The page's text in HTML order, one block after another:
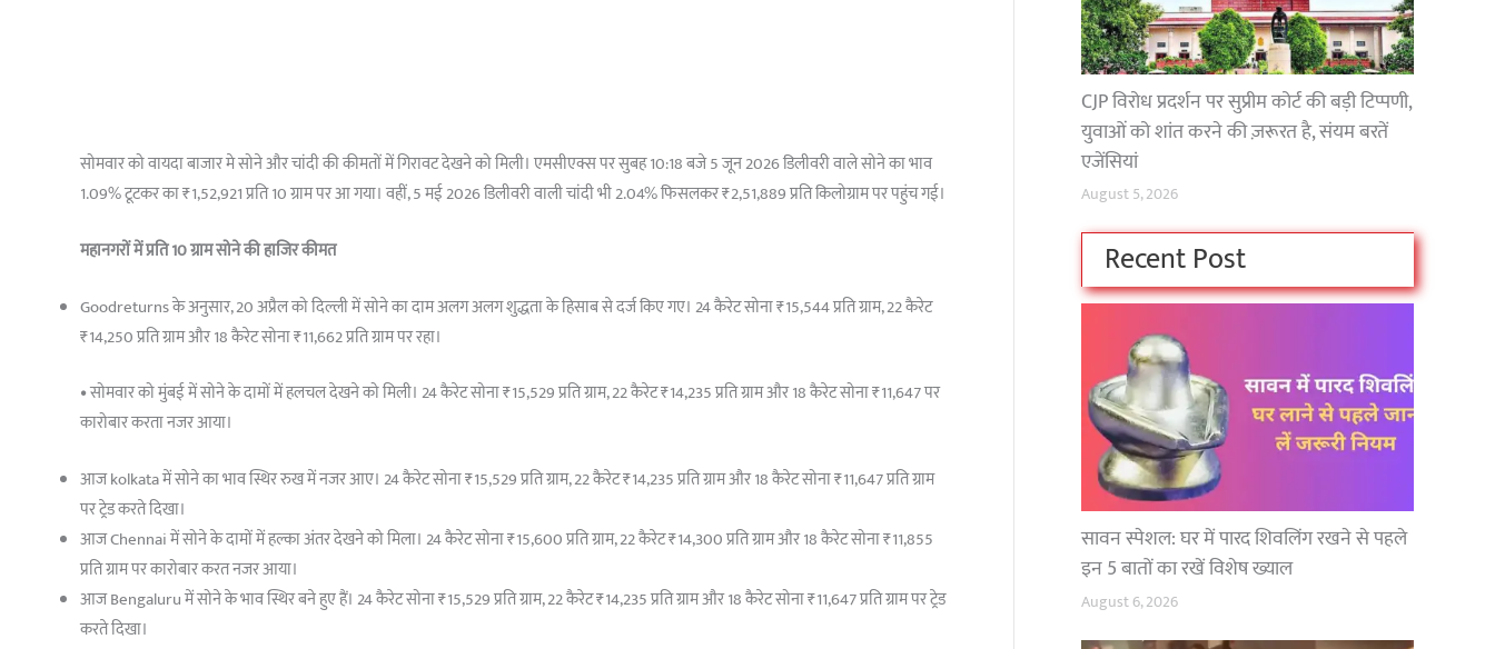
सोमवार को वायदा बाजार मे सोने और चांदी की कीमतों में गिरावट देखने को मिली। एमसीएक्स पर सुबह 10:18 बजे 5 जून 2026 डिलीवरी वाले सोने का भाव
1.09% टूटकर का ₹1,52,921 प्रति 10 ग्राम पर आ गया। वहीं, 5 मई 2026 डिलीवरी वाली चांदी भी 2.04% फिसलकर ₹2,51,889 प्रति किलोग्राम पर पहुंच गई।
महानगरों में प्रति 10 ग्राम सोने की हाजिर कीमत
Goodreturns के अनुसार, 20 अप्रैल को दिल्ली में सोने का दाम अलग अलग शुद्धता के हिसाब से दर्ज किए गए। 24 कैरेट सोना ₹15,544 प्रति ग्राम, 22 कैरेट
₹14,250 प्रति ग्राम और 18 कैरेट सोना ₹11,662 प्रति ग्राम पर रहा।
•सोमवार को मुंबई में सोने के दामों में हलचल देखने को मिली। 24 कैरेट सोना ₹15,529 प्रति ग्राम, 22 कैरेट ₹14,235 प्रति ग्राम और 18 कैरेट सोना ₹11,647 पर
कारोबार करता नजर आया।
आज kolkata में सोने का भाव स्थिर रुख में नजर आए। 24 कैरेट सोना ₹15,529 प्रति ग्राम, 22 कैरेट ₹14,235 प्रति ग्राम और 18 कैरेट सोना ₹11,647 प्रति ग्राम
पर ट्रेड करते दिखा।
आज Chennai में सोने के दामों में हल्का अंतर देखने को मिला। 24 कैरेट सोना ₹15,600 प्रति ग्राम, 22 कैरेट ₹14,300 प्रति ग्राम और 18 कैरेट सोना ₹11,855
प्रति ग्राम पर कारोबार करत नजर आया।
आज Bengaluru में सोने के भाव स्थिर बने हुए हैं। 24 कैरेट सोना ₹15,529 प्रति ग्राम, 22 कैरेट ₹14,235 प्रति ग्राम और 18 कैरेट सोना ₹11,647 प्रति ग्राम पर ट्रेड
करते दिखा।
CJP विरोध प्रदर्शन पर सुप्रीम कोर्ट की बड़ी टिप्पणी,
युवाओं को शांत करने की ज़रूरत है, संयम बरतें
एजेंसियां
August 5, 2026
Recent Post
सावन स्पेशल: घर में पारद शिवलिंग रखने से पहले
इन 5 बातों का रखें विशेष ख्याल
August 6, 2026